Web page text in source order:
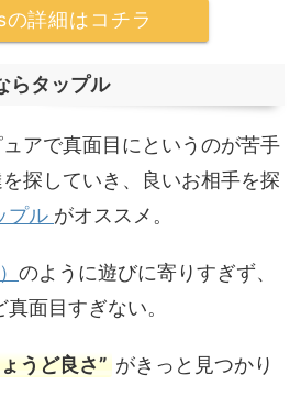
の詳細はコチラ
らタップル
アで真面目にというのが苦手
探していき、良いお相手を探
プル がオススメ。
のように遊びに寄りすぎず、
真面目すぎない。
うど良さ” がきっと見つかり